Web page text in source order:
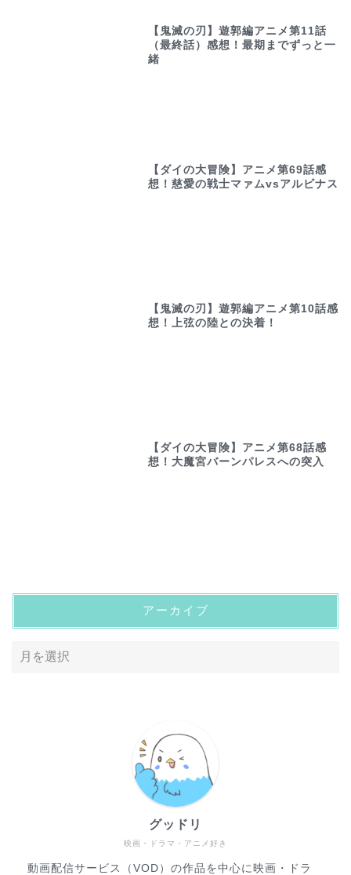
【鬼滅の刃】遊郭編アニメ第11話
（最終話）感想！最期までずっと一
緒
【ダイの大冒険】アニメ第69話感
想！慈愛の戦士マァムvsアルビナス
【鬼滅の刃】遊郭編アニメ第10話感
想！上弦の陸との決着！
【ダイの大冒険】アニメ第68話感
想！大魔宮バーンパレスへの突入
アーカイブ
映画・ドラマ・アニメ好き
グッドリ
動画配信サービス（VOD）の作品を中心に映画・ドラ
プロフィール
動画配信サービス
お問い合わせ